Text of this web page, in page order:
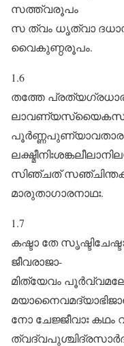
സത്ത്വരൂപം
സ ത്വം ധൃത്വാ
വൈകുണ്ഠരൂപം.
1.6
തത്തേ
സിഞ്ചത്
മാരുതാഗാരനാഥഃ.
1.7
കഷ്ടാ ‍തേ
ജീവരാജാ-
മിത്യേവം
നോ ചേജ്ജീവാഃ കഥം